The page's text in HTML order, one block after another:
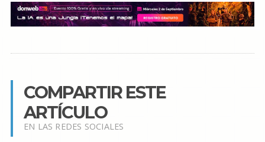
COMPARTIR ESTE
ARTÍCULO
EN LAS REDES SOCIALES